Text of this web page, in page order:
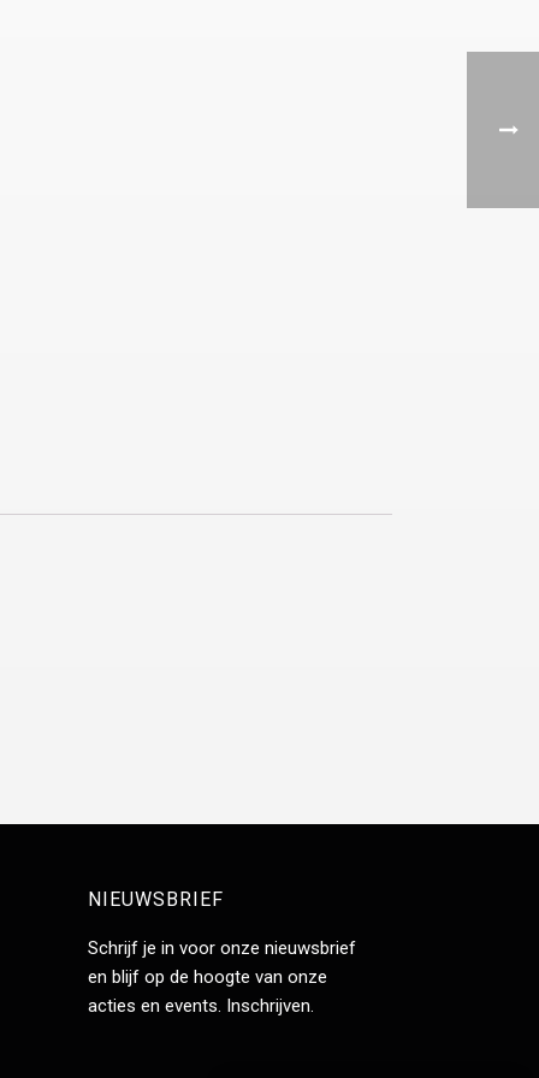
NIEUWSBRIEF
Schrijf je in voor onze nieuwsbrief
en blijf op de hoogte van onze
acties en events. Inschrijven.